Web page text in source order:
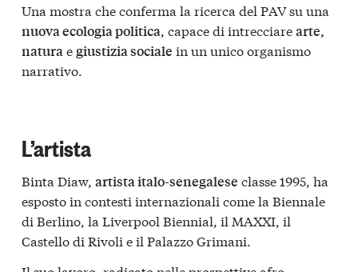
Una mostra che conferma la ricerca del PAV su una
nuova ecologia politica, capace di intrecciarearte,
naturaegiustizia sociale in un unico organismo
narrativo.
L’artista
Binta Diaw, artista italo-senegalese classe 1995, ha
esposto in contesti internazionali come la Biennale
di Berlino, la Liverpool Biennial, il MAXXI, il
Castello di Rivoli e il Palazzo Grimani.